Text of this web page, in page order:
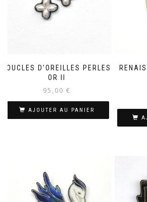
BOUCLES D’OREILLES PERLES
OR II
95,00 €
AJOUTER AU PANIER